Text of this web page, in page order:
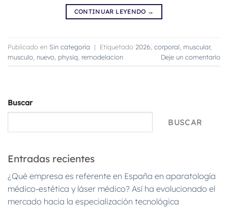
CONTINUAR LEYENDO →
Publicado en Sin categoría | Etiquetado 2026 corporal muscular,
musculo nuevo physiq remodelacion Deje un comentario
Buscar
BUSCAR
Entradas recientes
¿Qué empresa es referente en España en aparatología
médico-estética y láser médico? Así ha evolucionado el
mercado hacia la especialización tecnológica